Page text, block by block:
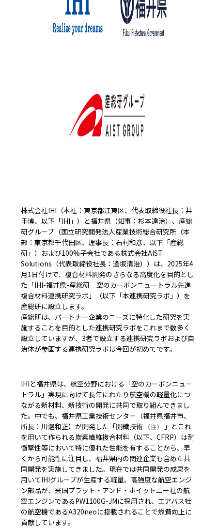
株式会社IHI（本社：東京都江東区、代表取締役社長：井
手博、以下「IHI」）と福井県（知事：杉本達治）、産総
研グループ（国立研究開発法人産業技術総合研究所（本
部：東京都千代田区、理事長：石村和彦、以下「産総
研」）および100%子会社である株式会社AIST
Solutions（代表取締役社長：逢󠄀坂清治））は、2025年4
月1日付けで、複合材料開発のさらなる高度化を目的とし
た「IHI-福井県-産総研 空のカーボンニュートラル先進
複合材料連携研究ラボ」（以下「本連携研究ラボ」）を
産総研に設立します。
産総研は、パートナー企業のニーズに特化した研究を実
施することを目的とした連携研究ラボをこれまで数多く
設立していますが、3者で設立する連携研究ラボおよび自
治体が参画する連携研究ラボは今回が初めてです。
IHIと福井県は、航空分野における「空のカーボンニュー
トラル」実現に向けて長年にわたり航空機の軽量化につ
ながる新材料、新技術の開発に共同で取り組んできまし
た。中でも、福井県工業技術センター（福井県福井市、
所長：川邊和正）が開発した「開繊技術
（注）
」とこれ
を用いて作られる炭素繊維複合材料（以下、CFRP）は耐
衝撃性等において特に優れた性能を有することから、早
くから可能性に注目し、福井県内の関連企業も含めた共
同開発を実施してきました。現在では共同開発の成果を
用いてIHIグループが生産する軽量、高強度な航空エンジ
ン部品が、米国プラット・アンド・ホイットニー社の航
空エンジンであるPW1100G-JMに採用され、エアバス社
の航空機であるA320neoに搭載されることで燃費向上に
貢献しています。